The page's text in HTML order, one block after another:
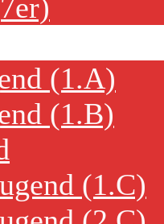
(1.A)
(1.B)
(1.C)